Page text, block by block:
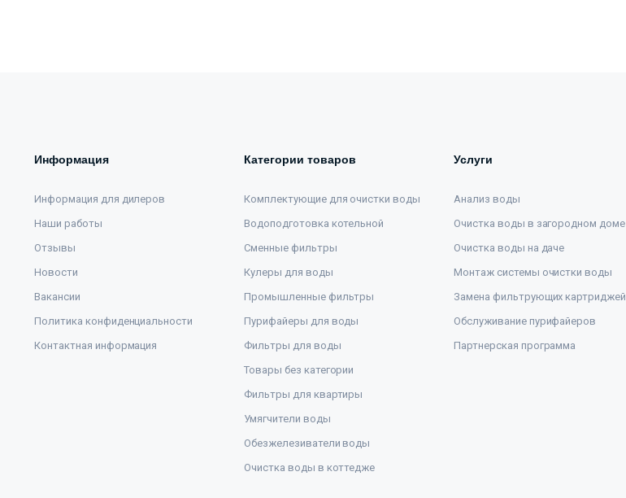
Информация
Информация для дилеров
Наши работы
Отзывы
Новости
Вакансии
Политика конфиденциальности
Контактная информация
Категории товаров
Комплектующие для очистки воды
Водоподготовка котельной
Сменные фильтры
Кулеры для воды
Промышленные фильтры
Пурифайеры для воды
Фильтры для воды
Товары без категории
Фильтры для квартиры
Умягчители воды
Обезжелезиватели воды
Очистка воды в коттедже
Услуги
Анализ воды
Очистка воды в загородном доме
Очистка воды на даче
Монтаж системы очистки воды
Замена фильтрующих картриджей
Обслуживание пурифайеров
Партнерская программа